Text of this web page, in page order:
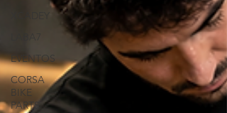
EVENTOS
CORSA
BIKE
PARTS